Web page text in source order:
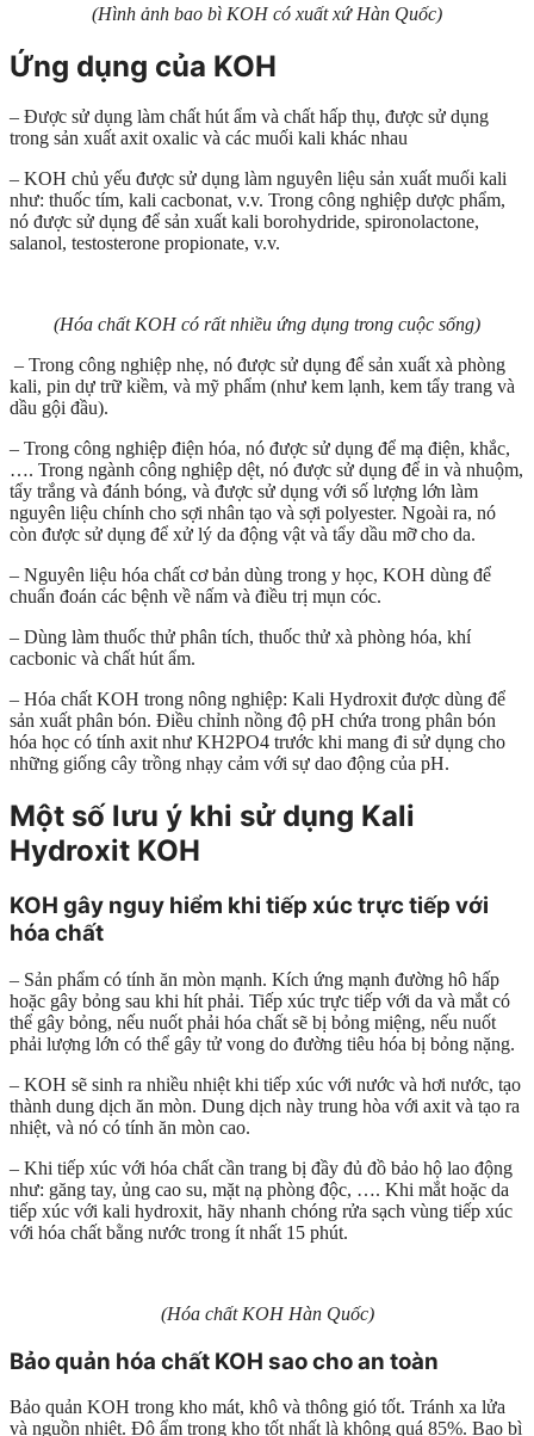
(Hình ảnh bao bì KOH có xuất xứ Hàn Quốc)
Ứng dụng của KOH
– Được sử dụng làm chất hút ẩm và chất hấp thụ, được sử dụng
trong sản xuất axit oxalic và các muối kali khác nhau
– KOH chủ yếu được sử dụng làm nguyên liệu sản xuất muối kali
như: thuốc tím, kali cacbonat, v.v. Trong công nghiệp dược phẩm,
nó được sử dụng để sản xuất kali borohydride, spironolactone,
salanol, testosterone propionate, v.v.
(Hóa chất KOH có rất nhiều ứng dụng trong cuộc sống)
– Trong công nghiệp nhẹ, nó được sử dụng để sản xuất xà phòng
kali, pin dự trữ kiềm, và mỹ phẩm (như kem lạnh, kem tẩy trang và
dầu gội đầu).
– Trong công nghiệp điện hóa, nó được sử dụng để mạ điện, khắc,
…. Trong ngành công nghiệp dệt, nó được sử dụng để in và nhuộm,
tẩy trắng và đánh bóng, và được sử dụng với số lượng lớn làm
nguyên liệu chính cho sợi nhân tạo và sợi polyester. Ngoài ra, nó
còn được sử dụng để xử lý da động vật và tẩy dầu mỡ cho da.
– Nguyên liệu hóa chất cơ bản dùng trong y học, KOH dùng để
chuẩn đoán các bệnh về nấm và điều trị mụn cóc.
– Dùng làm thuốc thử phân tích, thuốc thử xà phòng hóa, khí
cacbonic và chất hút ẩm.
– Hóa chất KOH trong nông nghiệp: Kali Hydroxit được dùng để
sản xuất phân bón. Điều chỉnh nồng độ pH chứa trong phân bón
hóa học có tính axit như KH2PO4 trước khi mang đi sử dụng cho
những giống cây trồng nhạy cảm với sự dao động của pH.
Một số lưu ý khi sử dụng Kali
Hydroxit KOH
KOH gây nguy hiểm khi tiếp xúc trực tiếp với
hóa chất
– Sản phẩm có tính ăn mòn mạnh. Kích ứng mạnh đường hô hấp
hoặc gây bỏng sau khi hít phải. Tiếp xúc trực tiếp với da và mắt có
thể gây bỏng, nếu nuốt phải hóa chất sẽ bị bỏng miệng, nếu nuốt
phải lượng lớn có thể gây tử vong do đường tiêu hóa bị bỏng nặng.
– KOH sẽ sinh ra nhiều nhiệt khi tiếp xúc với nước và hơi nước, tạo
thành dung dịch ăn mòn. Dung dịch này trung hòa với axit và tạo ra
nhiệt, và nó có tính ăn mòn cao.
– Khi tiếp xúc với hóa chất cần trang bị đầy đủ đồ bảo hộ lao động
như: găng tay, ủng cao su, mặt nạ phòng độc, …. Khi mắt hoặc da
tiếp xúc với kali hydroxit, hãy nhanh chóng rửa sạch vùng tiếp xúc
với hóa chất bằng nước trong ít nhất 15 phút.
(Hóa chất KOH Hàn Quốc)
Bảo quản hóa chất KOH sao cho an toàn
Bảo quản KOH trong kho mát, khô và thông gió tốt. Tránh xa lửa
và nguồn nhiệt. Độ ẩm trong kho tốt nhất là không quá 85%. Bao bì